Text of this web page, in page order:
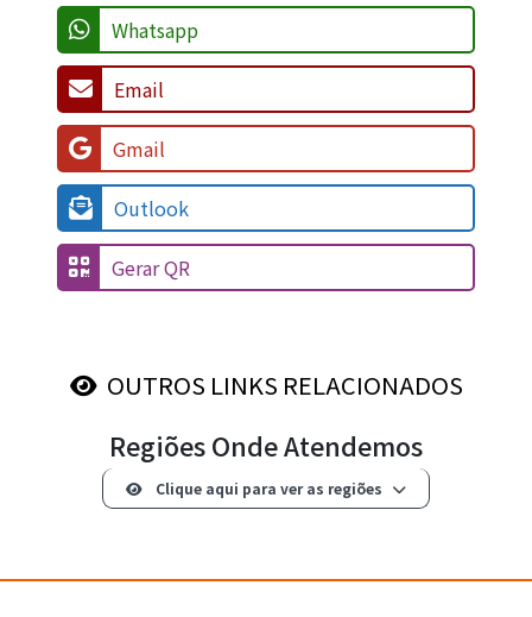
Whatsapp
Email
Gmail
Outlook
Gerar QR
OUTROS LINKS RELACIONADOS
Regiões Onde Atendemos
Clique aqui para ver as regiões